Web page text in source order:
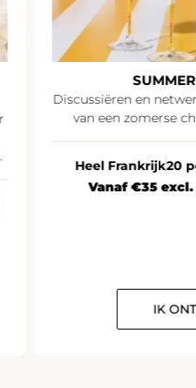
Discussiëren en
van een zomerse
Heel Frankrijk20
Vanaf €35
IK